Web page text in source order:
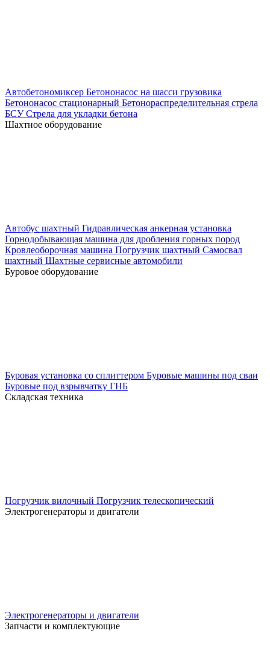
Автобетономиксер Бетононасос на шасси грузовика
Бетононасос стационарный Бетонораспределительная стрела
БСУСтрела для укладки бетона
Шахтное оборудование
Автобус шахтный Гидравлическая анкерная установка
Горнодобывающая машина для дробления горных пород
Кровлеоборочная машина Погрузчик шахтный Самосвал
шахтный Шахтные сервисные автомобили
Буровое оборудование
Буровая установка со сплиттером Буровые машины под сваи
Буровые под взрывчатку ГНБ
Складская техника
Погрузчик вилочный Погрузчик телескопический
Электрогенераторы и двигатели
Электрогенераторы и двигатели
Запчасти и комплектующие